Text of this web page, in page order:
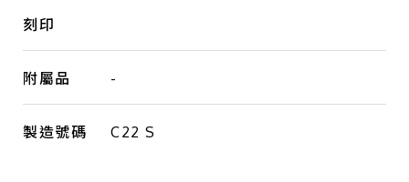
刻印
附屬品 -
製造號碼 C22 S